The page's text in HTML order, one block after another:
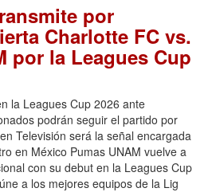
por
Charlotte FC vs.
por la Leagues Cup
la Leagues Cup 2026 ante
podrán seguir el partido por
Televisión será la señal encargada
en México Pumas UNAM vuelve a
con su debut en la Leagues Cup
a los mejores equipos de la Lig